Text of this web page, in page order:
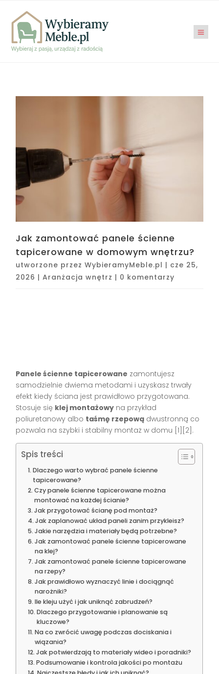
Jak zamontować panele ścienne
tapicerowane w domowym wnętrzu?
utworzone przezWybieramyMeble.pl | cze 25,
2026 |Aranżacja wnętrz | 0 komentarzy
Panele ścienne tapicerowane zamontujesz
samodzielnie dwiema metodami i uzyskasz trwały
efekt kiedy ściana jest prawidłowo przygotowana.
Stosuje się klej montażowy na przykład
poliuretanowy albo taśmę rzepową dwustronną co
pozwala na szybki i stabilny montaż w domu [1][2].
Spis treści
Dlaczego warto wybrać panele ścienne
tapicerowane?
Czy panele ścienne tapicerowane można
montować na każdej ścianie?
Jak przygotować ścianę pod montaż?
Jak zaplanować układ paneli zanim przykleisz?
Jakie narzędzia i materiały będą potrzebne?
Jak zamontować panele ścienne tapicerowane
na klej?
Jak zamontować panele ścienne tapicerowane
na rzepy?
Jak prawidłowo wyznaczyć linie i dociągnąć
narożniki?
Ile kleju użyć i jak uniknąć zabrudzeń?
Dlaczego przygotowanie i planowanie są
kluczowe?
Na co zwrócić uwagę podczas dociskania i
wiązania?
Jak potwierdzają to materiały wideo i poradniki?
Podsumowanie i kontrola jakości po montażu